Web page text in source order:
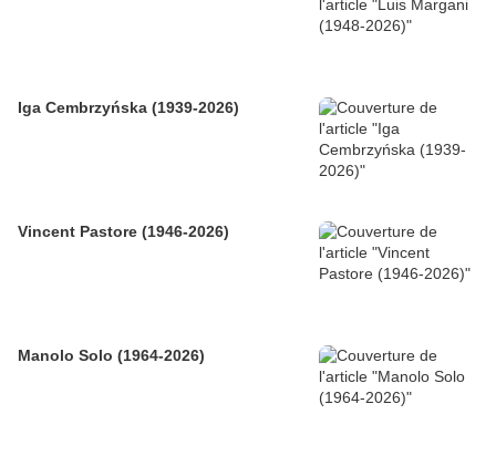
Iga Cembrzyńska (1939-2026)
Vincent Pastore (1946-2026)
Manolo Solo (1964-2026)